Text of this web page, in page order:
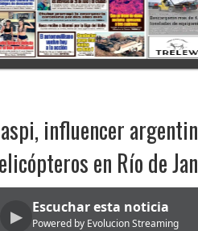
influencer
en Río de
▶
Escuchar esta noticia
Powered by Evolucion Streaming